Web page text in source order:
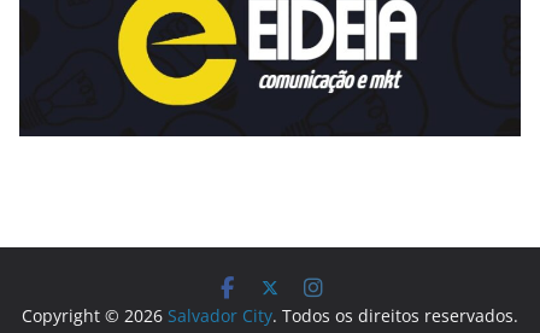
Copyright © 2026 Salvador City. Todos os direitos reservados.